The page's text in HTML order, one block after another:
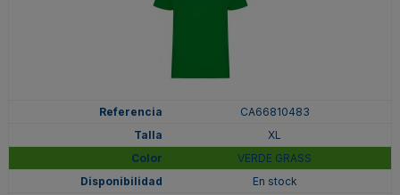
CA66810483
XL
VERDE GRASS
En stock